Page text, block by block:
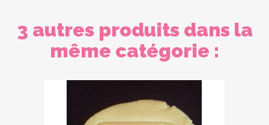
3 autres produits dans la
même catégorie :